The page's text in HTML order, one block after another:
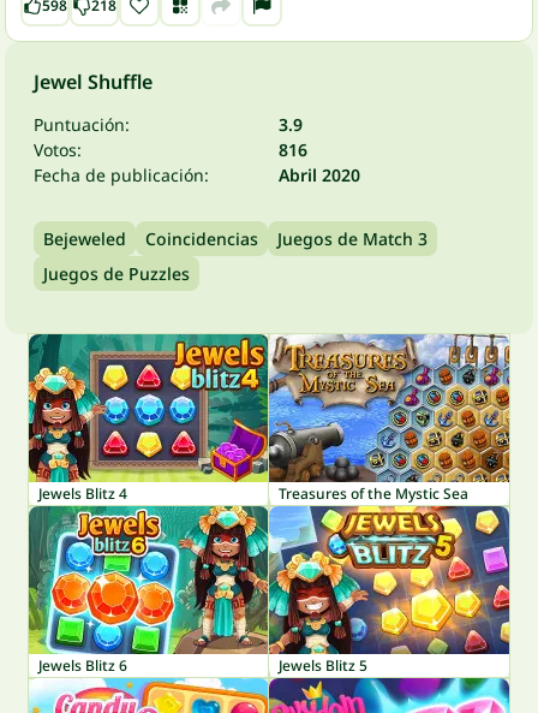
598 218
Jewel Shuffle
Puntuación:
3.9
Votos:
816
Fecha de publicación:
Abril 2020
Bejeweled Coincidencias
Juegos de Match 3
Juegos de Puzzles
Jewels Blitz 4 Treasures of the Mystic Sea
Jewels Blitz 6 Jewels Blitz 5